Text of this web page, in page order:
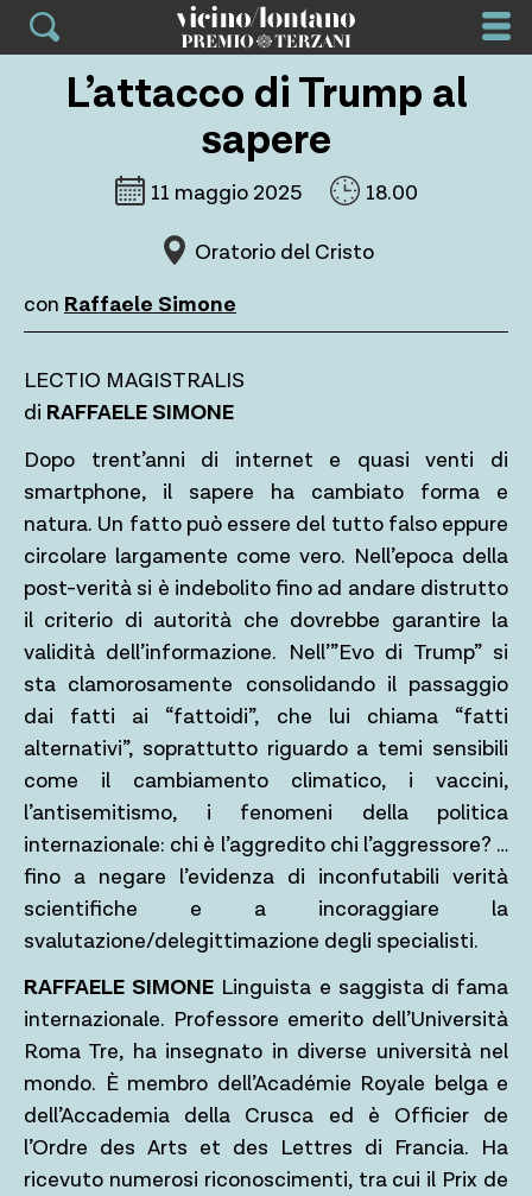
Skip
contentL’attacco di Trump al
sapere
11 maggio 2025 18.00
Oratorio del Cristo
con Raffaele Simone
LECTIO MAGISTRALIS
di RAFFAELE SIMONE
Dopo trent’anni di internet e quasi venti di
smartphone, il sapere ha cambiato forma e
natura. Un fatto può essere del tutto falso eppure
circolare largamente come vero. Nell’epoca della
post-verità si è indebolito fino ad andare distrutto
il criterio di autorità che dovrebbe garantire la
validità dell’informazione. Nell’”Evo di Trump” si
sta clamorosamente consolidando il passaggio
dai fatti ai “fattoidi”, che lui chiama “fatti
alternativi”, soprattutto riguardo a temi sensibili
come il cambiamento climatico, i vaccini,
l’antisemitismo, i fenomeni della politica
internazionale: chi è l’aggredito chi l’aggressore? …
fino a negare l’evidenza di inconfutabili verità
scientifiche e a incoraggiare la
svalutazione/delegittimazione degli specialisti.
RAFFAELE SIMONE Linguista e saggista di fama
internazionale. Professore emerito dell’Università
Roma Tre, ha insegnato in diverse università nel
mondo. È membro dell’Académie Royale belga e
dell’Accademia della Crusca ed è Officier de
l’Ordre des Arts et des Lettres di Francia. Ha
ricevuto numerosi riconoscimenti, tra cui il Prix de